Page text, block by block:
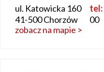
ul. Katowicka 160
41-500 Chorzów
tel:
00
zobacz na mapie >